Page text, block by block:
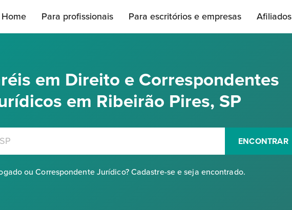
Home Para profissionais Para escritórios e empresas Afiliados
em Direito e Correspondentes
em Ribeirão Pires, SP
ENCONTRAR
ou Correspondente Jurídico? Cadastre-se e seja encontrado.